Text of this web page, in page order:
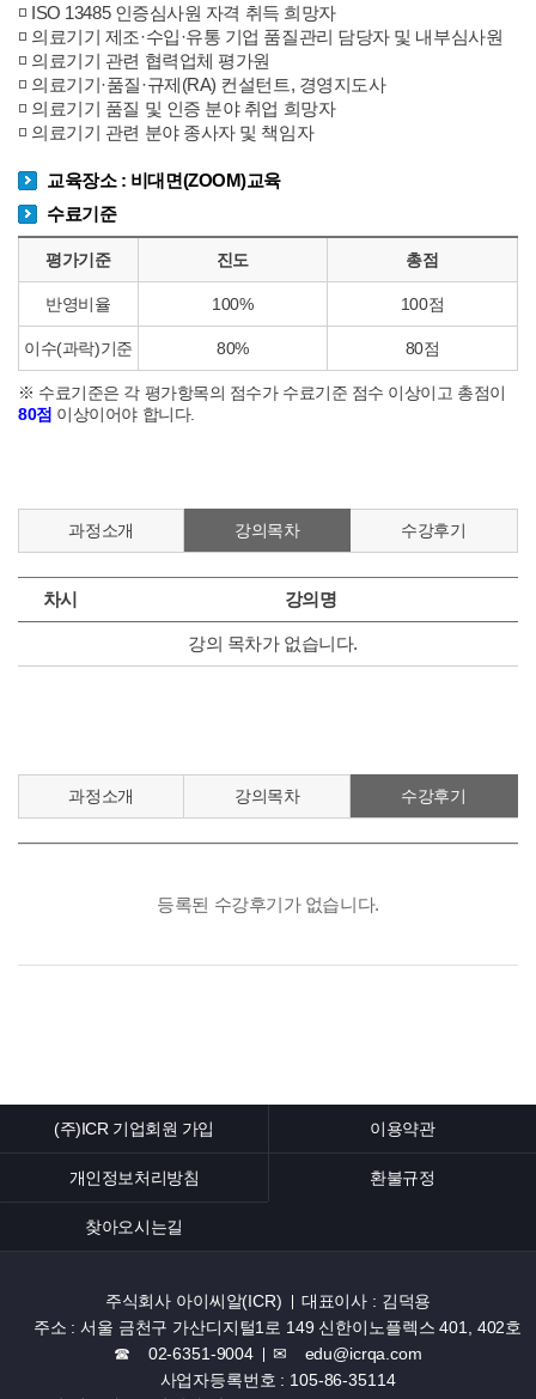
◽ ISO 13485 인증심사원 자격 취득 희망자
◽ 의료기기 제조·수입·유통 기업 품질관리 담당자 및 내부심사원
◽ 의료기기 관련 협력업체 평가원
◽ 의료기기·품질·규제(RA) 컨설턴트, 경영지도사
◽ 의료기기 품질 및 인증 분야 취업 희망자
◽ 의료기기 관련 분야 종사자 및 책임자
교육장소 : 비대면(ZOOM)교육
수료기준
평가기준 진도 총점
반영비율 100% 100점
이수(과락)기준 80% 80점
※ 수료기준은 각 평가항목의 점수가 수료기준 점수 이상이고 총점이
80점 이상이어야 합니다.
과정소개 강의목차 수강후기
차시 강의명
강의 목차가 없습니다.
과정소개 강의목차 수강후기
(주)ICR 기업회원 가입 이용약관
개인정보처리방침 환불규정
찾아오시는길
주식회사 아이씨알(ICR)
대표이사 : 김덕용
주소 : 서울 금천구 가산디지털1로 149 신한이노플렉스 401, 402호
☎ 02-6351-9004
✉ edu@icrqa.com
사업자등록번호 : 105-86-35114